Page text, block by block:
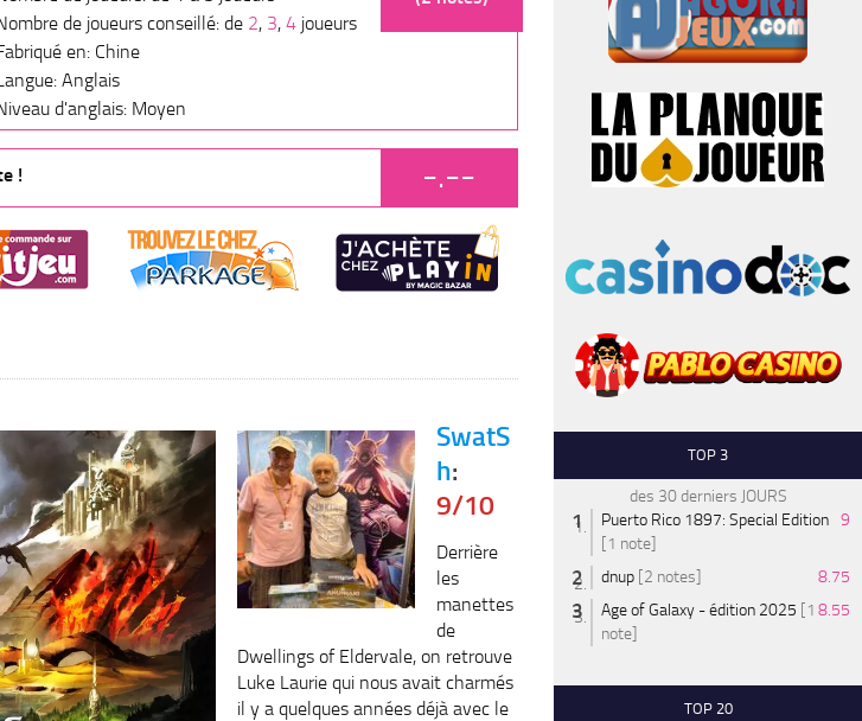
de joueurs conseillé: de 2, 3, 4 joueurs
en: Chine
Anglais
d'anglais: Moyen
! -.--
SwatS
h:
9/10
Derrière
les
manettes
de
Dwellings of Eldervale, on retrouve
Luke Laurie qui nous avait charmés
il y a quelques années déjà avec le
TOP 3
des 30 derniers JOURS
Puerto Rico 1897: Special Edition
[1 note]
9
dnup [2 notes]
8.75
Age of Galaxy - édition 2025 [1
note]
8.55
TOP 20